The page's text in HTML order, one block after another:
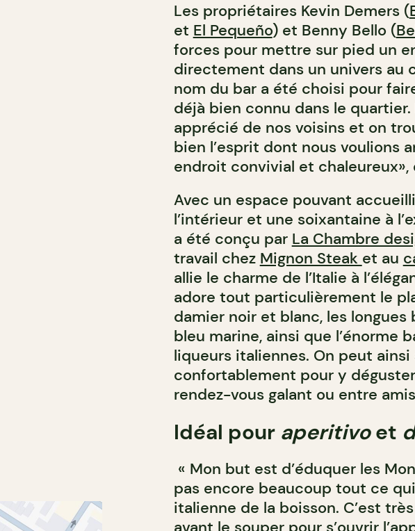
Les propriétaires Kevin Demers (
et El Pequeño) et Benny Bello (
forces pour mettre sur pied un
directement dans un univers au
nom du bar a été choisi pour
déjà bien connu dans le
apprécié de nos voisins et on
bien l’esprit dont nous voulions
endroit convivial et chaleureux»,
Avec un espace pouvant
l’intérieur et une soixantaine à
a été conçu par La Chambre
travail chez Mignon Steak et au
allie le charme de l’Italie à
adore tout particulièrement le
damier noir et blanc, les
bleu marine, ainsi que l’énorme
liqueurs italiennes. On peut ainsi
confortablement pour y
rendez-vous galant ou entre
Idéal pour aperitivoet
« Mon but est d’éduquer les
pas encore beaucoup tout ce
italienne de la boisson. C’est